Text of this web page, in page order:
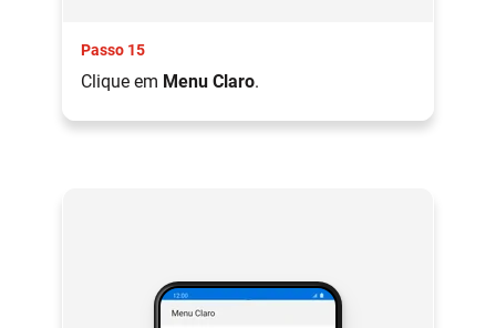
Passo 15
Clique em Menu Claro.